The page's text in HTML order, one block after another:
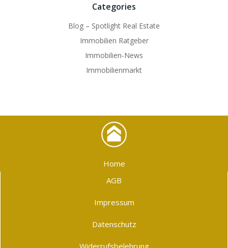
Categories
Blog – Spotlight Real Estate
Immobilien Ratgeber
Immobilien-News
Immobilienmarkt
Home
AGB
Impressum
Datenschutz
Widerrufsbelehrung